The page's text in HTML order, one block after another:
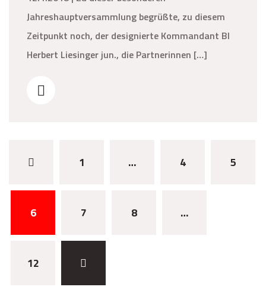
Jahreshauptversammlung begrüßte, zu diesem
Zeitpunkt noch, der designierte Kommandant BI
Herbert Liesinger jun., die Partnerinnen […]
der
Beiträge
1 … 4 5
6 7 8 …
12